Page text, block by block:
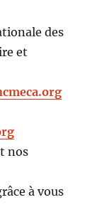
des
et
nos
à vous